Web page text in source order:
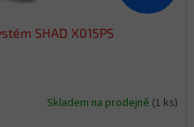
SHAD X015PS
Skladem na prodejně (1 ks)